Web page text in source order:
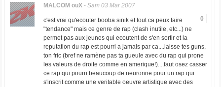
MALCOM ouX- Sam 03 Mar 2007
0
c'est vrai qu'ecouter booba sinik et tout ca peux faire
"tendance" mais ce genre de rap (clash inutile, etc...) ne
permet pas aux jeunes qui ecoutent de s'en sortir et la
reputation du rap est pourri a jamais par ca....laisse tes guns,
ton fric (bref ne ramène pas ta gueule avec du rap qui prone
les valeurs de droite comme en amerique!)....faut osez casser
ce rap qui pourri beaucoup de neuronne pour un rap qui
s'inscrit comme une veritable oeuvre artistique avec des